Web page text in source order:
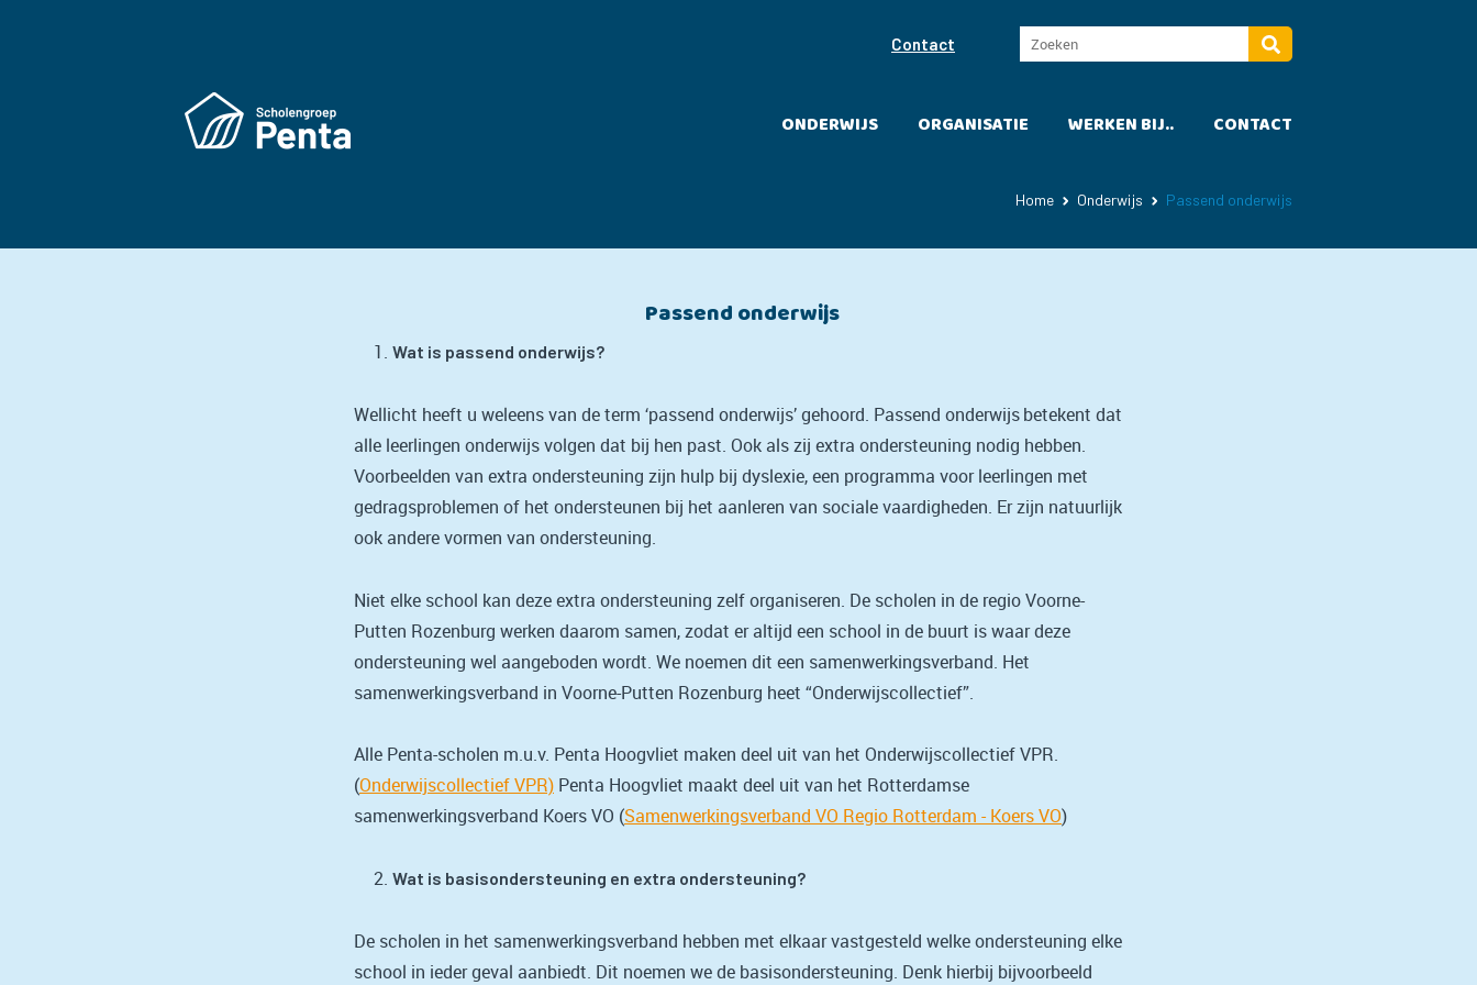
Contact
ONDERWIJS ORGANISATIE WERKEN BIJ.. CONTACT
Home Onderwijs Passend onderwijs
Passend onderwijs
Wat is passend onderwijs?
Wellicht heeft u weleens van de term ‘passend onderwijs’ gehoord. Passend onderwijs betekent dat
alle leerlingen onderwijs volgen dat bij hen past. Ook als zij extra ondersteuning nodig hebben.
Voorbeelden van extra ondersteuning zijn hulp bij dyslexie, een programma voor leerlingen met
gedragsproblemen of het ondersteunen bij het aanleren van sociale vaardigheden. Er zijn natuurlijk
ook andere vormen van ondersteuning.
Niet elke school kan deze extra ondersteuning zelf organiseren. De scholen in de regio Voorne-
Putten Rozenburg werken daarom samen, zodat er altijd een school in de buurt is waar deze
ondersteuning wel aangeboden wordt. We noemen dit een samenwerkingsverband. Het
samenwerkingsverband in Voorne-Putten Rozenburg heet “Onderwijscollectief”.
Alle Penta-scholen m.u.v. Penta Hoogvliet maken deel uit van het Onderwijscollectief VPR.
(Onderwijscollectief VPR) Penta Hoogvliet maakt deel uit van het Rotterdamse
samenwerkingsverband Koers VO (Samenwerkingsverband VO Regio Rotterdam - Koers VO)
Wat is basisondersteuning en extra ondersteuning?
De scholen in het samenwerkingsverband hebben met elkaar vastgesteld welke ondersteuning elke
school in ieder geval aanbiedt. Dit noemen we de basisondersteuning. Denk hierbij bijvoorbeeld